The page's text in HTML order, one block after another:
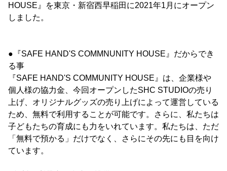
HOUSE』を東京・新宿西早稲田に2021年1月にオープン
しました。
●『SAFE HAND'S COMMNUNITY HOUSE』だからでき
る事
『SAFE HAND'S COMMUNITY HOUSE』は、企業様や
個人様の協力金、今回オープンしたSHC STUDIOの売り
上げ、オリジナルグッズの売り上げによって運営している
ため、無料で利用することが可能です。さらに、私たちは
子どもたちの育成にも力をいれています。私たちは、ただ
「無料で預かる」だけでなく、さらにその先にも目を向け
ています。